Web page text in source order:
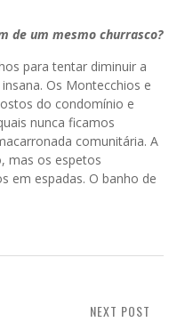
de um mesmo churrasco?
para tentar diminuir a
Os Montecchios e
do condomínio e
nunca ficamos
comunitária. A
mas os espetos
em espadas. O banho de
NEXT POST